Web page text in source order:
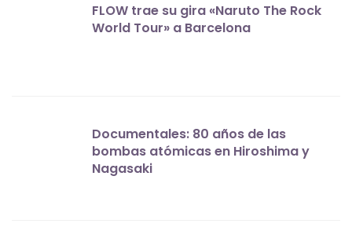
FLOW trae su gira «Naruto The Rock
World Tour» a Barcelona
Documentales: 80 años de las
bombas atómicas en Hiroshima y
Nagasaki